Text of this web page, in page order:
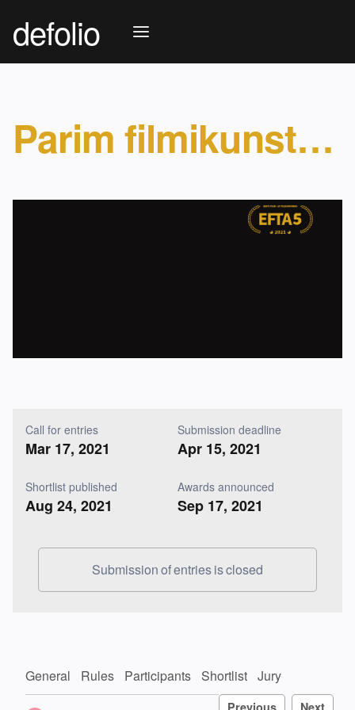
defolio
Parim filmikunstnik
Call for entries
Mar 17, 2021
Submission deadline
Apr 15, 2021
Shortlist published
Aug 24, 2021
Awards announced
Sep 17, 2021
Submission of entries is closed
General Rules Participants Shortlist Jury
Previous Next